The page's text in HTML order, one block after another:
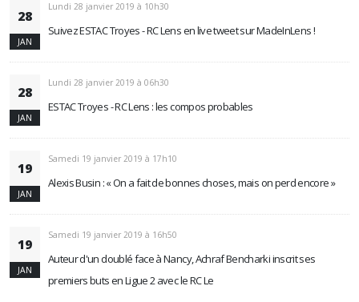
28
JAN
Lundi 28 janvier 2019 à 10h30
Suivez ESTAC Troyes - RC Lens en live tweet sur MadeInLens !
28
JAN
Lundi 28 janvier 2019 à 06h30
ESTAC Troyes - RC Lens : les compos probables
19
JAN
Samedi 19 janvier 2019 à 17h10
Alexis Busin : « On a fait de bonnes choses, mais on perd encore »
19
JAN
Samedi 19 janvier 2019 à 16h50
Auteur d'un doublé face à Nancy, Achraf Bencharki inscrit ses
premiers buts en Ligue 2 avec le RC Le